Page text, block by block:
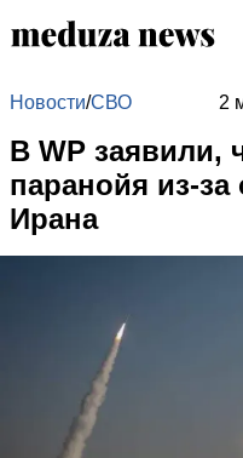
Новости/СВО 2
В WP заявили,
паранойя из-
Ирана